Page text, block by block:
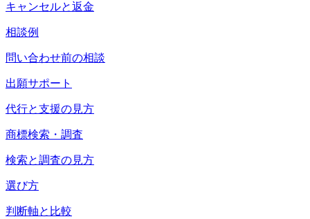
キャンセルと返金
相談例
問い合わせ前の相談
出願サポート
代行と支援の見方
商標検索・調査
検索と調査の見方
選び方
判断軸と比較